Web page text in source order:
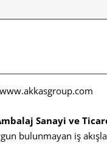
www.akkasgroup.com
Sanayi ve
bulunmayan iş